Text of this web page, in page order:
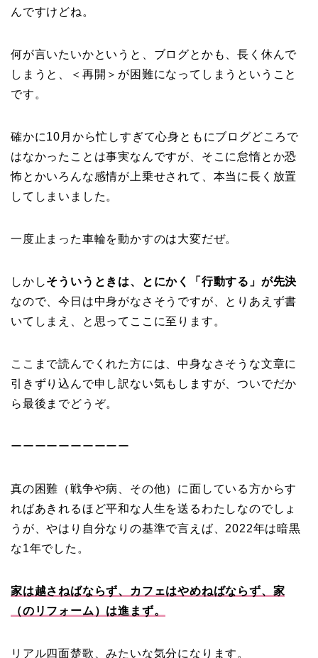
んですけどね。
何が言いたいかというと、ブログとかも、長く休んで
しまうと、＜再開＞が困難になってしまうということ
です。
確かに10月から忙しすぎて心身ともにブログどころで
はなかったことは事実なんですが、そこに怠惰とか恐
怖とかいろんな感情が上乗せされて、本当に長く放置
してしまいました。
一度止まった車輪を動かすのは大変だぜ。
しかしそういうときは、とにかく「行動する」が先決
なので、今日は中身がなさそうですが、とりあえず書
いてしまえ、と思ってここに至ります。
ここまで読んでくれた方には、中身なさそうな文章に
引きずり込んで申し訳ない気もしますが、ついでだか
ら最後までどうぞ。
ーーーーーーーーーー
真の困難（戦争や病、その他）に面している方からす
ればあきれるほど平和な人生を送るわたしなのでしょ
うが、やはり自分なりの基準で言えば、2022年は暗黒
な1年でした。
家は越さねばならず、カフェはやめねばならず、家
（のリフォーム）は進まず。
リアル四面楚歌、みたいな気分になります。